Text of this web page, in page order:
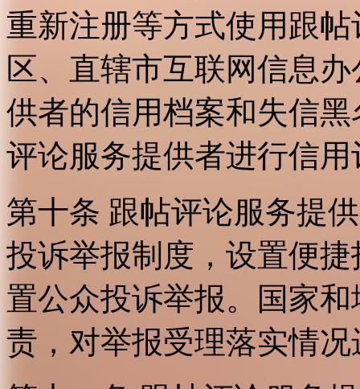
重新注册等方式使用跟
区、直辖市互联网信息
供者的信用档案和失信
评论服务提供者进行信用
第十条 跟帖评论服务提
投诉举报制度，设置便
置公众投诉举报。国家
责，对举报受理落实情